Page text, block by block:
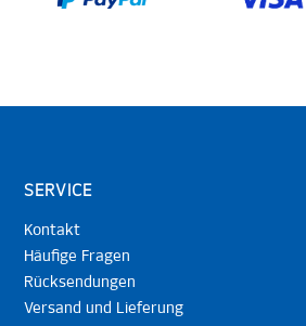
SERVICE
Kontakt
Häufige Fragen
Rücksendungen
Versand und Lieferung